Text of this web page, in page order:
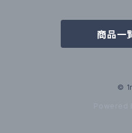
商品一
©